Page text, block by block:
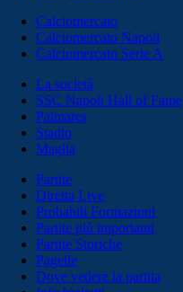
Calciomercato
Calciomercato Napoli
Calciomercato Serie A
La società
SSC Napoli Hall of Fame
Palmares
Stadio
Maglia
Partite
Diretta Live
Probabili Formazioni
Partite più importanti
Partite Storiche
Pagelle
Dove vedere la partita